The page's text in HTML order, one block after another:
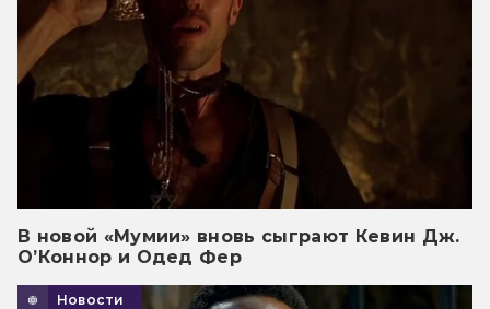
В новой «Мумии» вновь сыграют Кевин Дж.
О’Коннор и Одед Фер
Новости